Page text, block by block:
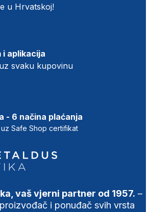
u Hrvatskoj!
aplikacija
svaku kupovinu
- 6 načina plaćanja
Safe Shop certifikat
vaš vjerni partner od 1957. –
i ponuđač svih vrsta